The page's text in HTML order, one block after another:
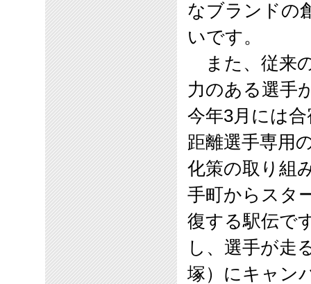
なブランドの
いです。
また、従来
力のある選手
今年3月には
距離選手専用
化策の取り組
手町からスタ
復する駅伝で
し、選手が走
塚）にキャン